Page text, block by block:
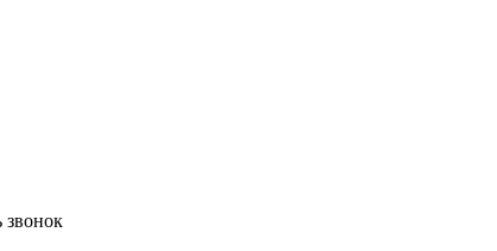
звонок